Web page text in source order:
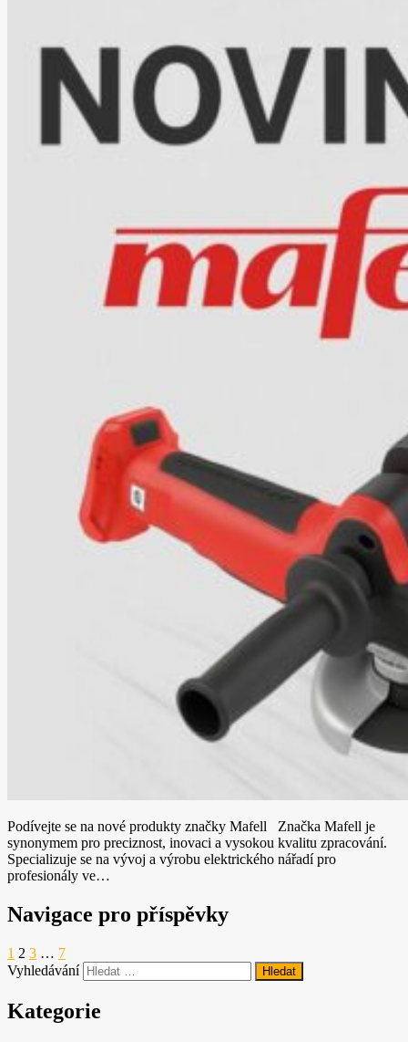
Podívejte se na nové produkty značky Mafell Značka Mafell je
synonymem pro preciznost, inovaci a vysokou kvalitu zpracování.
Specializuje se na vývoj a výrobu elektrického nářadí pro
profesionály ve…
Navigace pro příspěvky
1 2 3 … 7
Vyhledávání
Kategorie